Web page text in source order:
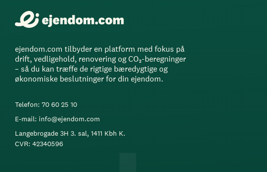
ejendom.com tilbyder en platform med fokus på
drift, vedligehold, renovering og CO₂-beregninger
– så du kan træffe de rigtige bæredygtige og
økonomiske beslutninger for din ejendom.
Telefon: 70 60 25 10
E-mail: info@ejendom.com
Langebrogade 3H 3. sal, 1411 Kbh K.
CVR: 42340596